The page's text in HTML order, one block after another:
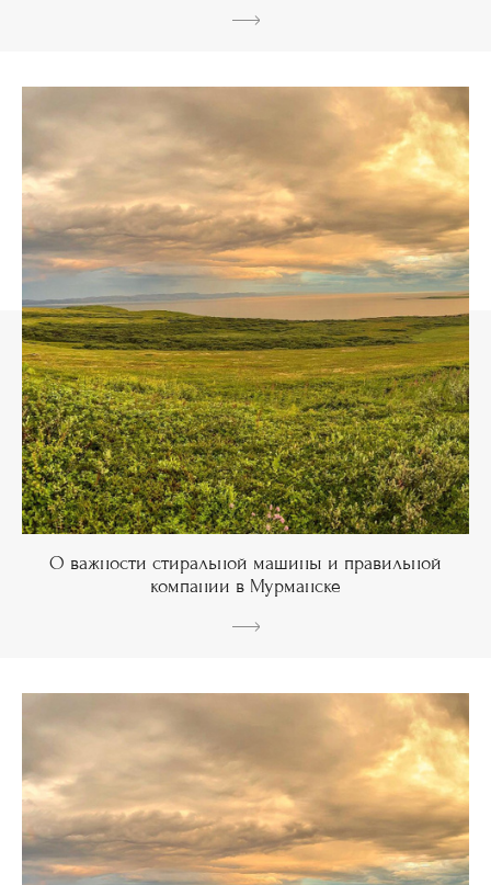
О важности стиральной машины и правильной
компании в Мурманске